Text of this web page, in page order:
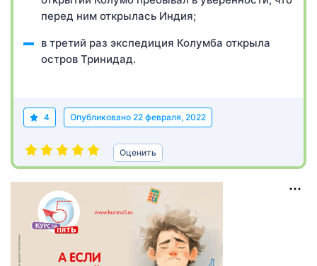
перед ним открылась Индия;
в третий раз экспедиция Колумба открыла
остров Тринидад.
4 Опубликовано 22 февраля, 2022
Оценить